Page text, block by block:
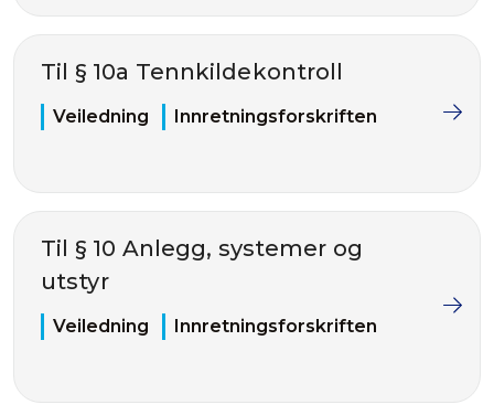
Til § 10a Tennkildekontroll
Veiledning Innretningsforskriften
Til § 10 Anlegg, systemer og
utstyr
Veiledning Innretningsforskriften